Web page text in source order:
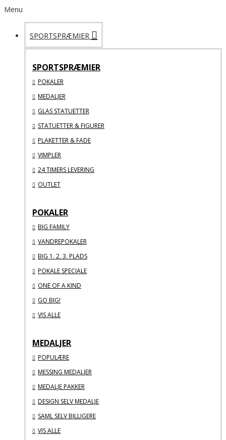
Menu
SPORTSPRÆMIER
SPORTSPRÆMIER
POKALER
MEDALJER
GLAS STATUETTER
STATUETTER & FIGURER
PLAKETTER & FADE
VIMPLER
24 TIMERS LEVERING
OUTLET
POKALER
BIG FAMILY
VANDREPOKALER
BIG 1. 2. 3. PLADS
POKALE SPECIALE
ONE OF A KIND
GO BIG!
VIS ALLE
MEDALJER
POPULÆRE
MESSING MEDALJER
MEDALJE PAKKER
DESIGN SELV MEDALJE
SAML SELV BILLIGERE
VIS ALLE